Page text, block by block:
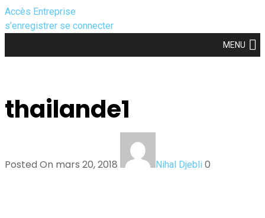
Accès Entreprise
s’enregistrer se connecter
MENU
thailande1
Posted On mars 20, 2018 Nihal Djebli 0